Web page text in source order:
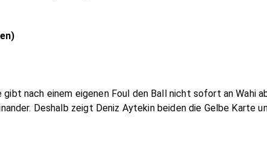
nach einem eigenen Foul den Ball nicht sofort an Wahi
Deshalb zeigt Deniz Aytekin beiden die Gelbe Karte